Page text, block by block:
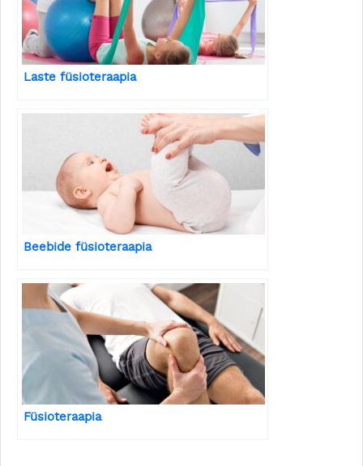
Laste füsioteraapia
Beebide füsioteraapia
Füsioteraapia